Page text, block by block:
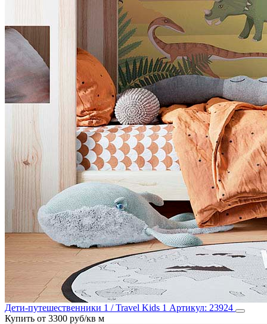
Дети-путешественники 1 / Travel Kids 1 Артикул: 23924
Купить от 3300 руб/кв м